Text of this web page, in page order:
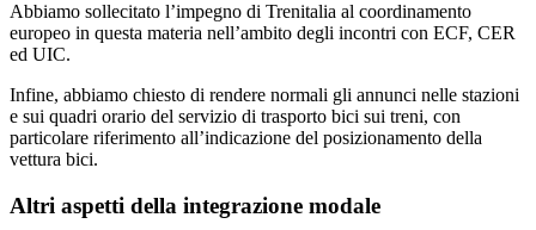
Abbiamo sollecitato l’impegno di Trenitalia al coordinamento
europeo in questa materia nell’ambito degli incontri con ECF, CER
ed UIC.
Infine, abbiamo chiesto di rendere normali gli annunci nelle stazioni
e sui quadri orario del servizio di trasporto bici sui treni, con
particolare riferimento all’indicazione del posizionamento della
vettura bici.
Altri aspetti della integrazione modale